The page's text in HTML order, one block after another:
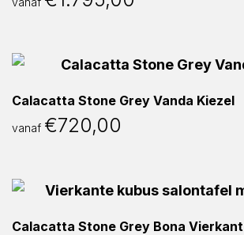
Calacatta Stone Grey Vanda Kiezel
vanaf €720,00
Calacatta Stone Grey Bona Vierkant